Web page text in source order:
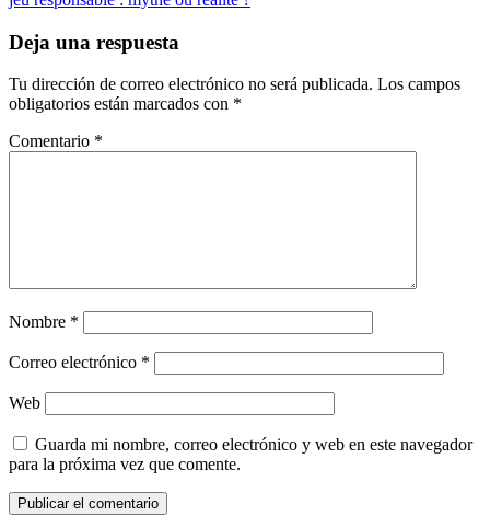
Deja una respuesta
Tu dirección de correo electrónico no será publicada. Los campos
obligatorios están marcados con *
Comentario *
Nombre *
Correo electrónico *
Web
Guarda mi nombre, correo electrónico y web en este navegador
para la próxima vez que comente.